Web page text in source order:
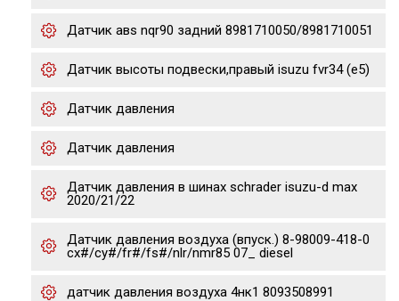
Датчик авs nqr90 задний 8981710050/8981710051
Датчик высоты подвески,правый isuzu fvr34 (e5)
Датчик давления
Датчик давления
Датчик давления в шинах schrader isuzu-d max
2020/21/22
Датчик давления воздуха (впуск.) 8-98009-418-0
cx#/cy#/fr#/fs#/nlr/nmr85 07_ diesel
датчик давления воздуха 4нк1 8093508991